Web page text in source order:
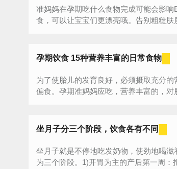
准妈妈在孕期吃什么食物完成可能会影
食，可以让宝宝们更漂亮哦。告别粗糙
孕期饮食 15种营养丰富的日常食物
为了使胎儿的发育良好，必须摄取充分
偏食。孕期准妈妈应吃，营养丰富的，
坐月子分三个阶段，饮食各有不同
坐月子就是不停地吃发奶物，使劲地喝
为三个阶段。1)开胃为主的产后第一周